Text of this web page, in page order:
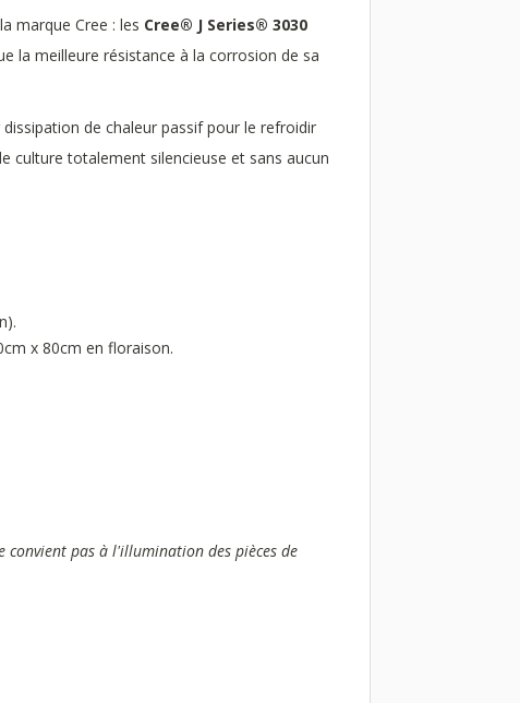
marque Cree : les Cree® J Series® 3030
la meilleure résistance à la corrosion de sa
de chaleur passif pour le refroidir
culture totalement silencieuse et sans aucun
x 80cm en floraison.
pas à l'illumination des pièces de